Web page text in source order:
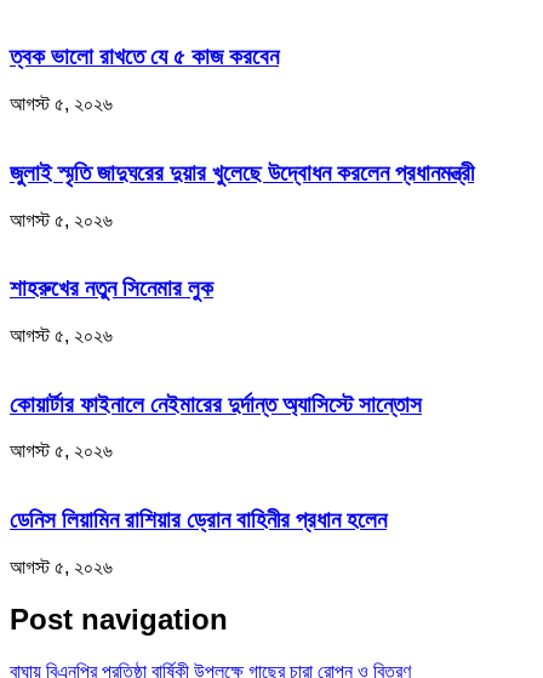
ত্বক ভালো রাখতে যে ৫ কাজ করবেন
আগস্ট ৫, ২০২৬
জুলাই স্মৃতি জাদুঘরের দুয়ার খুলেছে উদ্বোধন করলেন প্রধানমন্ত্রী
আগস্ট ৫, ২০২৬
শাহরুখের নতুন সিনেমার লুক
আগস্ট ৫, ২০২৬
কোয়ার্টার ফাইনালে নেইমারের দুর্দান্ত অ্যাসিস্টে সান্তোস
আগস্ট ৫, ২০২৬
ডেনিস লিয়ামিন রাশিয়ার ড্রোন বাহিনীর প্রধান হলেন
আগস্ট ৫, ২০২৬
Post navigation
বাঘায় বিএনপির প্রতিষ্ঠা বার্ষিকী উপলক্ষে গাছের চারা রোপন ও বিতরণ